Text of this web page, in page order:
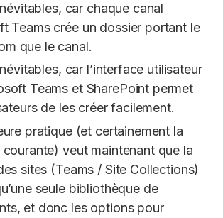
car chaque canal
Teams crée un dossier portant le
que le canal.
car l’interface utilisateur
Teams et SharePoint permet
de les créer facilement.
pratique (et certainement la
veut maintenant que la
sites (Teams / Site Collections)
seule bibliothèque de
et donc les options pour